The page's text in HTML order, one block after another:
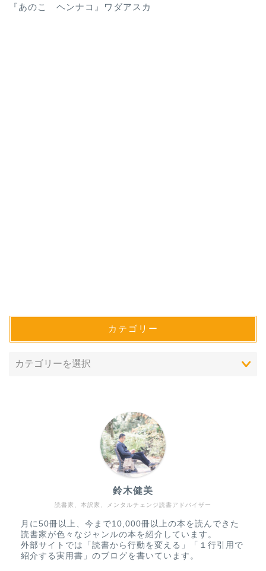
『あのこ ヘンナコ』ワダアスカ
カテゴリー
読書家、本訳家、メンタルチェンジ読書アドバイザー
鈴木健美
月に50冊以上、今まで10,000冊以上の本を読んできた
読書家が色々なジャンルの本を紹介しています。
外部サイトでは「読書から行動を変える」「１行引用で
紹介する実用書」のブログを書いています。
＂一行引用＂で紹介する
実用書一覧
＂名言＂で紹介する物語